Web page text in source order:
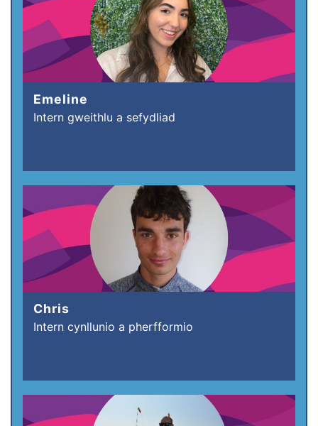
Emeline
Intern gweithlu a sefydliad
Chris
Intern cynllunio a pherfformio